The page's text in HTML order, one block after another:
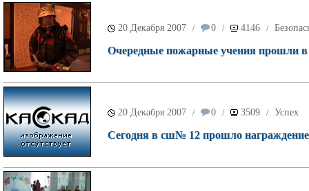
20 Декабря 2007 / 0 / 4146 /
Очередные пожарные учения прошли в
20 Декабря 2007 / 0 / 3509 / Успех
Сегодня в сш№ 12 прошло